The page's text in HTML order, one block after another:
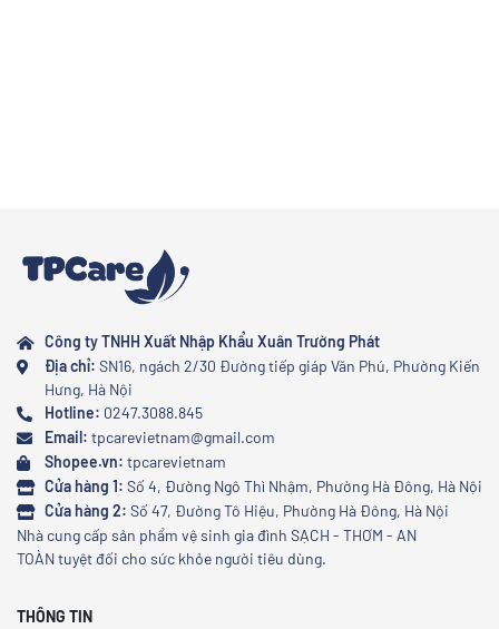
Công ty TNHH Xuất Nhập Khẩu Xuân Trường Phát
Địa chỉ: SN16, ngách 2/30 Đường tiếp giáp Văn Phú, Phường Kiến
Hưng, Hà Nội
Hotline: 0247.3088.845
Email: tpcarevietnam@gmail.com
Shopee.vn: tpcarevietnam
Cửa hàng 1: Số 4, Đường Ngô Thì Nhậm, Phường Hà Đông, Hà Nội
Cửa hàng 2: Số 47, Đường Tô Hiệu, Phường Hà Đông, Hà Nội
Nhà cung cấp sản phẩm vệ sinh gia đình SẠCH - THƠM - AN
TOÀN tuyệt đối cho sức khỏe người tiêu dùng.
THÔNG TIN